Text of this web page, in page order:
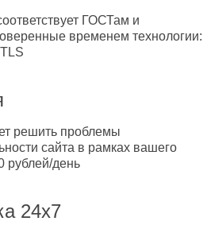
ГОСТам и
временем технологии:
решить проблемы
сайта в рамках вашего
рублей/день
24x7